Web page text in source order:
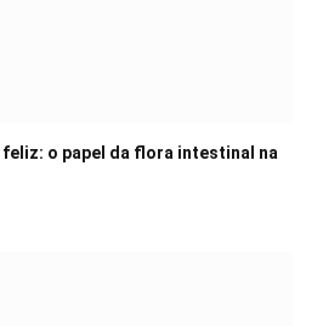
o papel da flora intestinal na